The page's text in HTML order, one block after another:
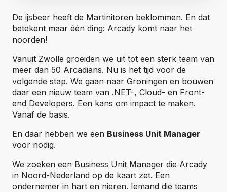
De ijsbeer heeft de Martinitoren beklommen. En dat
betekent maar één ding: Arcady komt naar het
noorden!
Vanuit Zwolle groeiden we uit tot een sterk team van
meer dan 50 Arcadians. Nu is het tijd voor de
volgende stap. We gaan naar Groningen en bouwen
daar een nieuw team van .NET-, Cloud- en Front-
end Developers. Een kans om impact te maken.
Vanaf de basis.
En daar hebben we een Business Unit Manager
voor nodig.
We zoeken een Business Unit Manager die Arcady
in Noord-Nederland op de kaart zet. Een
ondernemer in hart en nieren. Iemand die teams